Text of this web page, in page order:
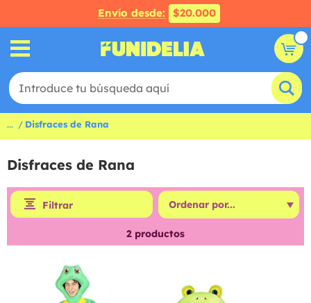
Envío desde: $20.000
... Disfraces de Rana
Disfraces de Rana
Filtrar
2 productos